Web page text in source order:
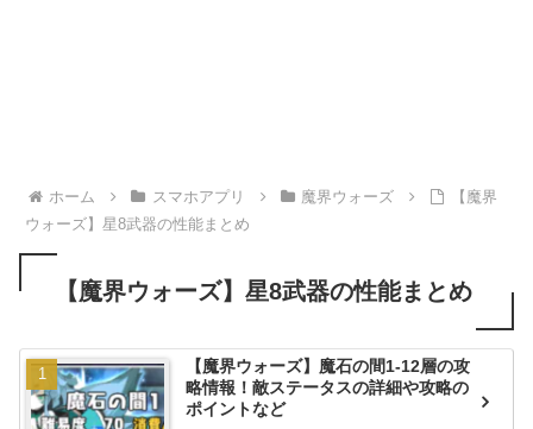
ホーム スマホアプリ 魔界ウォーズ
【魔界
ウォーズ】星8武器の性能まとめ
【魔界ウォーズ】星8武器の性能まとめ
【魔界ウォーズ】魔石の間1-12層の攻
略情報！敵ステータスの詳細や攻略の
ポイントなど